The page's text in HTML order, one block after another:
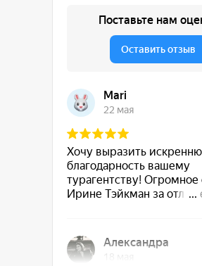
эксклюзивные
предложения